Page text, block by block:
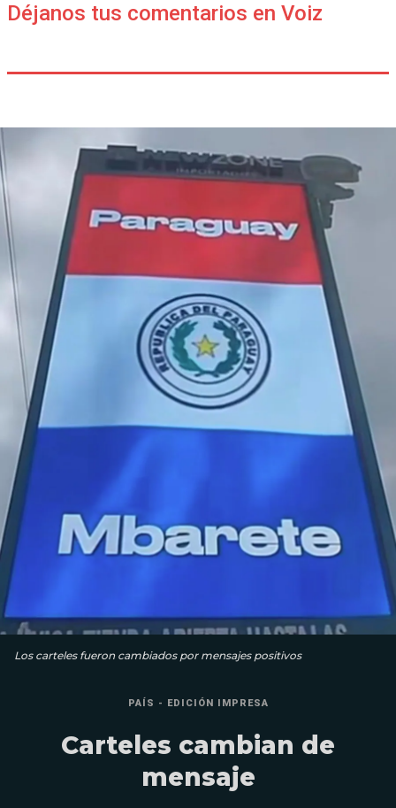
Déjanos tus comentarios en Voiz
Los carteles fueron cambiados por mensajes positivos
PAÍS - EDICIÓN IMPRESA
Carteles cambian de
mensaje